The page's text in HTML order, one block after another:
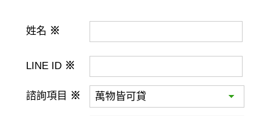
姓名 ※
LINE ID ※
諮詢項目 ※